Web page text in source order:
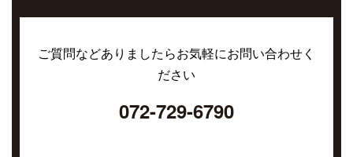
ご質問などありましたらお気軽にお問い合わせく
ださい
072-729-6790